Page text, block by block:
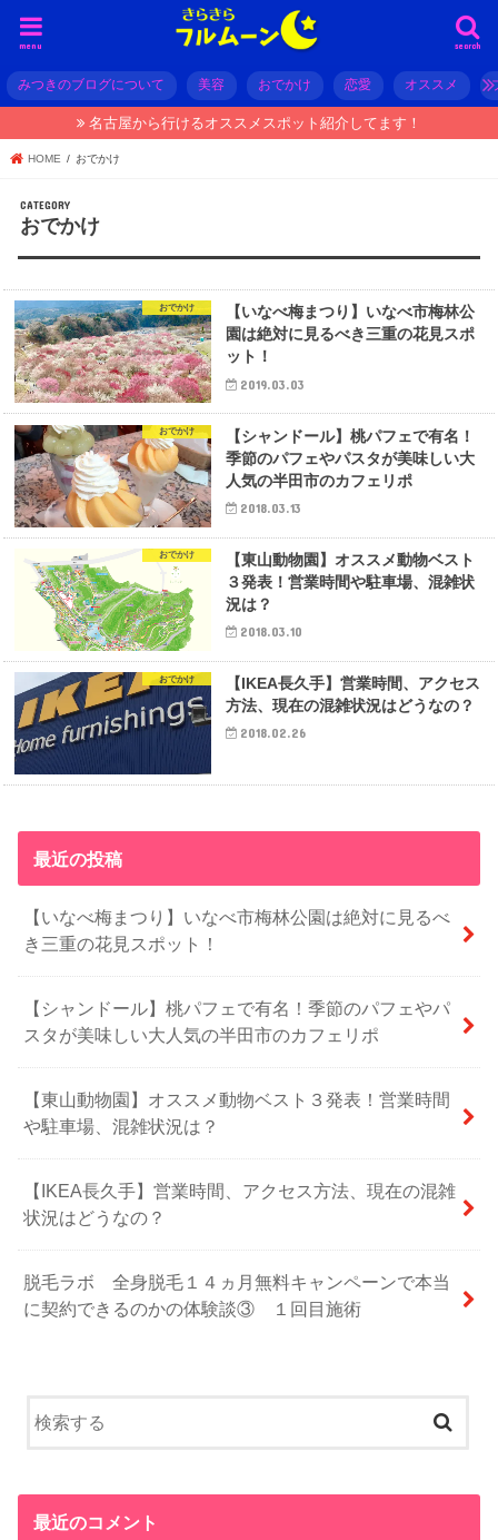
search
menu
みつきのブログについて 美容 おでかけ 恋愛 オススメ
名古屋から行けるオススメスポット紹介してます！
HOME おでかけ
おでかけ
おでかけ
【いなべ梅まつり】いなべ市梅林公
園は絶対に見るべき三重の花見スポ
ット！
2019.03.03
おでかけ
【シャンドール】桃パフェで有名！
季節のパフェやパスタが美味しい大
人気の半田市のカフェリポ
2018.03.13
おでかけ
【東山動物園】オススメ動物ベスト
３発表！営業時間や駐車場、混雑状
況は？
2018.03.10
おでかけ
【IKEA長久手】営業時間、アクセス
方法、現在の混雑状況はどうなの？
2018.02.26
最近の投稿
【いなべ梅まつり】いなべ市梅林公園は絶対に見るべ
き三重の花見スポット！
【シャンドール】桃パフェで有名！季節のパフェやパ
スタが美味しい大人気の半田市のカフェリポ
【東山動物園】オススメ動物ベスト３発表！営業時間
や駐車場、混雑状況は？
【IKEA長久手】営業時間、アクセス方法、現在の混雑
状況はどうなの？
脱毛ラボ 全身脱毛１４ヵ月無料キャンペーンで本当
に契約できるのかの体験談③ １回目施術
最近のコメント